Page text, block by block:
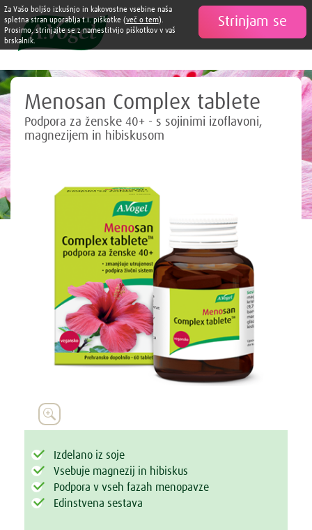

Menosan Complex tablete
Podpora za ženske 40+ - s sojinimi izoflavoni,
magnezijem in hibiskusom

Izdelano iz soje
Vsebuje magnezij in hibiskus
Podpora v vseh fazah menopavze
Edinstvena sestava
Strinjam se
Za Vašo boljšo izkušnjo in kakovostne vsebine naša
spletna stran uporablja t.i. piškotke (več o tem).
Prosimo, strinjajte se z namestitvijo piškotkov v vaš
brskalnik.